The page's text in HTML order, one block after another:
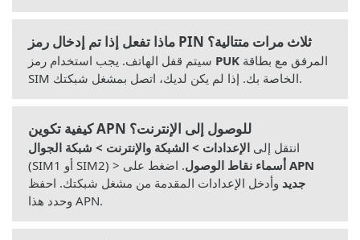
ماذا تفعل إذا تم إدخال رمز PIN ثلاث مرات متتالية؟
PUK
SIM الخاصة بك. إذا لم يكن لديك، اتصل بمشغل شبكتك.
كيفية تكوين APN للوصول إلى الإنترنت؟
انتقل إلى الإعدادات > الشبكة والإنترنت > شبكة الجوال
(SIM1 أو SIM2) >
أسماء نقاط الوصول APN
جديد وأدخل الإعدادات المقدمة من مشغل شبكتك. احفظ
وحدد هذا APN.